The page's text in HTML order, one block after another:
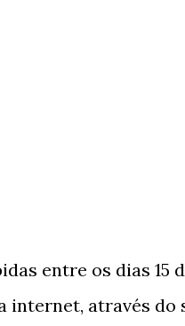
entre os dias 15
internet, através